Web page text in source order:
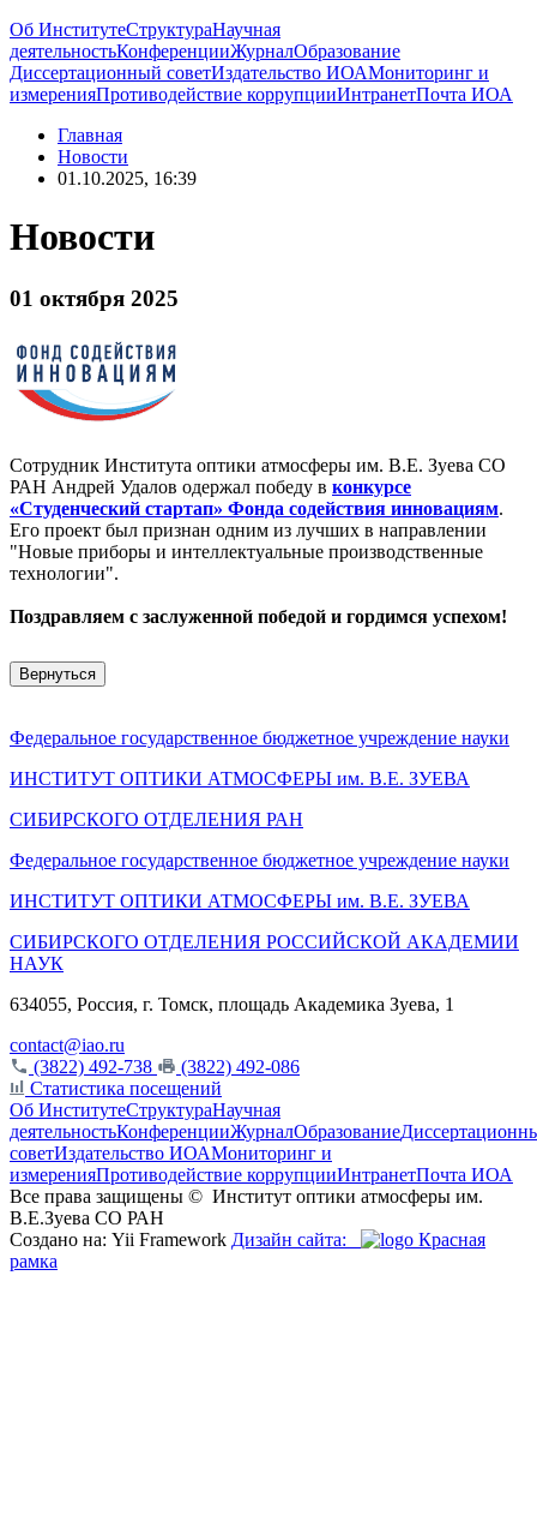
Об ИнститутеСтруктураНаучная
деятельностьКонференцииЖурналОбразование
Диссертационный советИздательство ИОАМониторинг и
измеренияПротиводействие коррупцииИнтранетПочта ИОА
Главная
Новости
01.10.2025, 16:39
Новости
01 октября 2025
Сотрудник Института оптики атмосферы им. В.Е. Зуева СО
РАН Андрей Удалов одержал победу в конкурсе
«Студенческий стартап» Фонда содействия инновациям.
Его проект был признан одним из лучших в направлении
"Новые приборы и интеллектуальные производственные
технологии".
Поздравляем с заслуженной победой и гордимся успехом!
Вернуться
Федеральное государственное бюджетное учреждение науки
ИНСТИТУТ ОПТИКИ АТМОСФЕРЫ им. В.Е. ЗУЕВА
СИБИРСКОГО ОТДЕЛЕНИЯ РАН
Федеральное государственное бюджетное учреждение науки
ИНСТИТУТ ОПТИКИ АТМОСФЕРЫ им. В.Е. ЗУЕВА
СИБИРСКОГО ОТДЕЛЕНИЯ РОССИЙСКОЙ АКАДЕМИИ
НАУК
634055, Россия, г. Томск, площадь Академика Зуева, 1
contact@iao.ru
(3822) 492-738
(3822) 492-086
Статистика посещений
Об ИнститутеСтруктураНаучная
деятельностьКонференцииЖурналОбразование
советИздательство ИОАМониторинг и
измеренияПротиводействие коррупцииИнтранетПочта ИОА
Все права защищены © Институт оптики атмосферы им.
В.Е.Зуева СО РАН
Создано на: Yii Framework Дизайн сайта:
Красная
рамка